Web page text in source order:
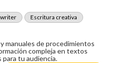
Escritura creativa
manuales de procedimientos
compleja en textos
tu audiencia.